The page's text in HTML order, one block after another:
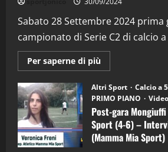
Sabato 28 Settembre 2024 prima
campionato di Serie C2 di calcio
Per saperne di più
informazioni
Post-
gara
Mongiuffi
Melia
–
Mamma
Mia
Sport
Altri Sport
Calcio a
PRIMO PIANO
Post-gara
Sport (4-6) –
(Mamma Mia Sport)
2
“SportEmpire” in
(Martedi 28 Aprile
28/04/2026
3
"SportEmpire" in
“SportEmpire” in
(Martedi 21 Aprile
21/04/2026